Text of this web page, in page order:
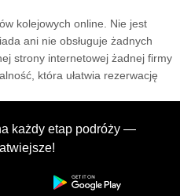
kolejowych online. Nie jest
ani nie obsługuje żadnych
strony internetowej żadnej firmy
która ułatwia rezerwację
każdy etap podróży —